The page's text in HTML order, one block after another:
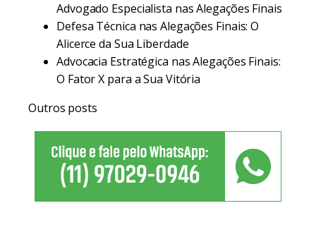
Advogado Especialista nas Alegações Finais
Defesa Técnica nas Alegações Finais: O
Alicerce da Sua Liberdade
Advocacia Estratégica nas Alegações Finais:
O Fator X para a Sua Vitória
Outros posts